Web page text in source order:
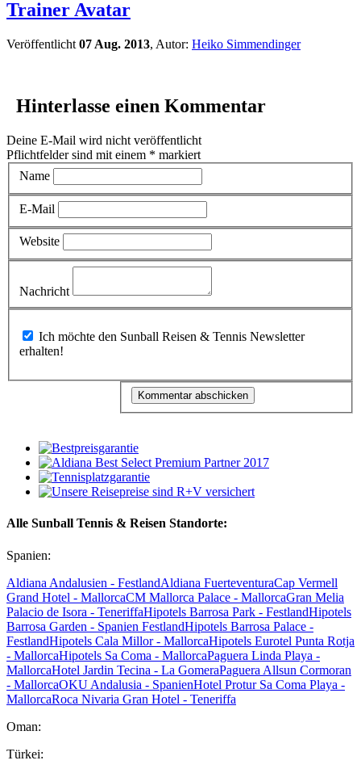
Trainer Avatar
Veröffentlicht 07 Aug. 2013, Autor: Heiko Simmendinger
Hinterlasse einen Kommentar
Deine E-Mail wird nicht veröffentlicht
Pflichtfelder sind mit einem * markiert
Name
E-Mail
Website
Nachricht
erhalten!
Alle Sunball Tennis & Reisen Standorte:
Spanien:
Aldiana Andalusien - FestlandAldiana FuerteventuraCap Vermell
Grand Hotel - MallorcaCM Mallorca Palace - MallorcaGran Melia
Palacio de Isora - TeneriffaHipotels Barrosa Park - FestlandHipotels
Barrosa Garden - Spanien FestlandHipotels Barrosa Palace -
FestlandHipotels Cala Millor - MallorcaHipotels Eurotel Punta Rotja
- MallorcaHipotels Sa Coma - MallorcaPaguera Linda Playa -
MallorcaHotel Jardin Tecina - La GomeraPaguera Allsun Cormoran
- MallorcaOKU Andalusia - SpanienHotel Protur Sa Coma Playa -
MallorcaRoca Nivaria Gran Hotel - Teneriffa
Oman:
Türkei: